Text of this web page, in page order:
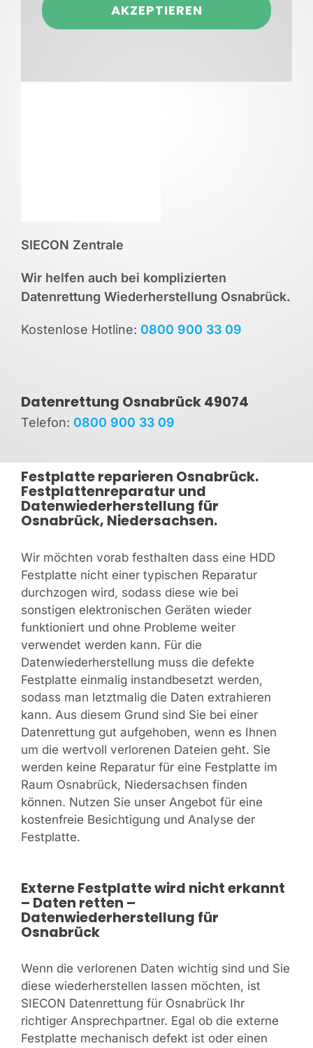
AKZEPTIEREN
SIECON Zentrale
Wir helfen auch bei komplizierten
Datenrettung Wiederherstellung Osnabrück.
Kostenlose Hotline: 0800 900 33 09
Datenrettung Osnabrück 49074
Telefon: 0800 900 33 09
Festplatte reparieren Osnabrück.
Festplattenreparatur und
Datenwiederherstellung für
Osnabrück, Niedersachsen.
Wir möchten vorab festhalten dass eine HDD
Festplatte nicht einer typischen Reparatur
durchzogen wird, sodass diese wie bei
sonstigen elektronischen Geräten wieder
funktioniert und ohne Probleme weiter
verwendet werden kann. Für die
Datenwiederherstellung muss die defekte
Festplatte einmalig instandbesetzt werden,
sodass man letztmalig die Daten extrahieren
kann. Aus diesem Grund sind Sie bei einer
Datenrettung gut aufgehoben, wenn es Ihnen
um die wertvoll verlorenen Dateien geht. Sie
werden keine Reparatur für eine Festplatte im
Raum Osnabrück, Niedersachsen finden
können. Nutzen Sie unser Angebot für eine
kostenfreie Besichtigung und Analyse der
Festplatte.
Externe Festplatte wird nicht erkannt
– Daten retten –
Datenwiederherstellung für
Osnabrück
Wenn die verlorenen Daten wichtig sind und Sie
diese wiederherstellen lassen möchten, ist
SIECON Datenrettung für Osnabrück Ihr
richtiger Ansprechpartner. Egal ob die externe
Festplatte mechanisch defekt ist oder einen